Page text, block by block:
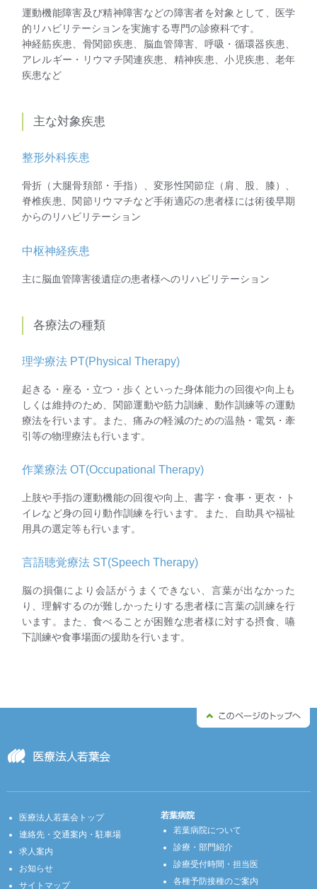
運動機能障害及び精神障害などの障害者を対象として、医学
的リハビリテーションを実施する専門の診療科です。
神経筋疾患、骨関節疾患、脳血管障害、呼吸・循環器疾患、
アレルギー・リウマチ関連疾患、精神疾患、小児疾患、老年
疾患など
主な対象疾患
整形外科疾患
骨折（大腿骨頚部・手指）、変形性関節症（肩、股、膝）、
脊椎疾患、関節リウマチなど手術適応の患者様には術後早期
からのリハビリテーション
中枢神経疾患
主に脳血管障害後遺症の患者様へのリハビリテーション
各療法の種類
理学療法 PT(Physical Therapy)
起きる・座る・立つ・歩くといった身体能力の回復や向上も
しくは維持のため、関節運動や筋力訓練、動作訓練等の運動
療法を行います。また、痛みの軽減のための温熱・電気・牽
引等の物理療法も行います。
作業療法 OT(Occupational Therapy)
上肢や手指の運動機能の回復や向上、書字・食事・更衣・ト
イレなど身の回り動作訓練を行います。また、自助具や福祉
用具の選定等も行います。
言語聴覚療法 ST(Speech Therapy)
脳の損傷により会話がうまくできない、言葉が出なかった
り、理解するのが難しかったりする患者様に言葉の訓練を行
います。また、食べることが困難な患者様に対する摂食、嚥
下訓練や食事場面の援助を行います。
医療法人若葉会トップ
連絡先・交通案内・駐車場
求人案内
お知らせ
サイトマップ
若葉病院
若葉病院について
診療・部門紹介
診療受付時間・担当医
各種予防接種のご案内